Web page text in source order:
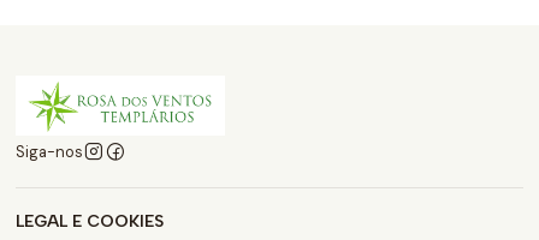
Siga-nos
LEGAL E COOKIES